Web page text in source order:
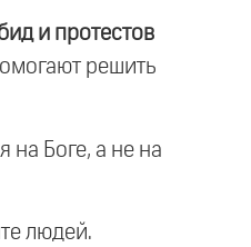
и протестов
решить
на Боге, а не на
людей.